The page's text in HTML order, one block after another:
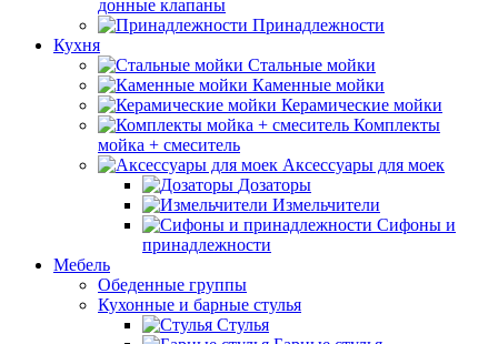
донные клапаны
Принадлежности
Кухня
Стальные мойки
Каменные мойки
Керамические мойки
Комплекты
мойка + смеситель
Аксессуары для моек
Дозаторы
Измельчители
Сифоны и
принадлежности
Мебель
Обеденные группы
Кухонные и барные стулья
Стулья